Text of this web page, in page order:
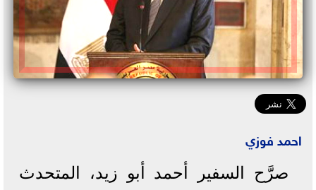
احمد فوزي
صرَّح السفير أحمد أبو زيد، المتحدث